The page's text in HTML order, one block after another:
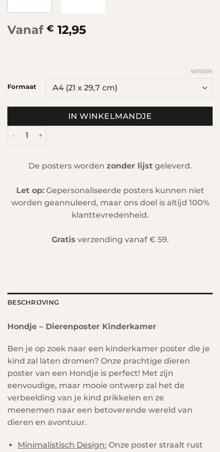
Vanaf € 12,95
Formaat
WISSEN
Hondje Poster Kinderkamer aantal
IN WINKELMANDJE
De posters worden zonder lijstgeleverd.
Let op:Gepersonaliseerde posters kunnen niet
worden geannuleerd, maar ons doel is altijd 100%
klanttevredenheid.
Gratis verzending vanaf € 59.
BESCHRIJVING
Hondje – Dierenposter Kinderkamer
Ben je op zoek naar een kinderkamer poster die je
kind zal laten dromen? Onze prachtige dieren
poster van een Hondje is perfect! Met zijn
eenvoudige, maar mooie ontwerp zal het de
verbeelding van je kind prikkelen en ze
meenemen naar een betoverende wereld van
dieren en avontuur.
Minimalistisch Design: Onze poster straalt rust